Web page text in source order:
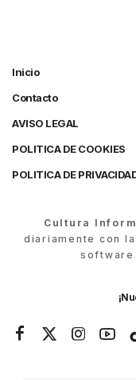
Inicio
Contacto
AVISO LEGAL
POLITICA DE COOKIES
POLITICA DE
Cultura
diariamente con
software